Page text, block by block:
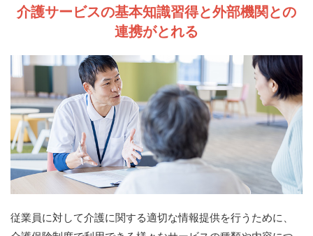
介護サービスの基本知識習得と外部機関との
連携がとれる
従業員に対して介護に関する適切な情報提供を行うために、